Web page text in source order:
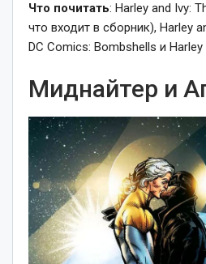
Что почитать: Harley and Ivy:
что входит в сборник), Harley
DC Comics: Bombshells и Harley
Миднайтер и